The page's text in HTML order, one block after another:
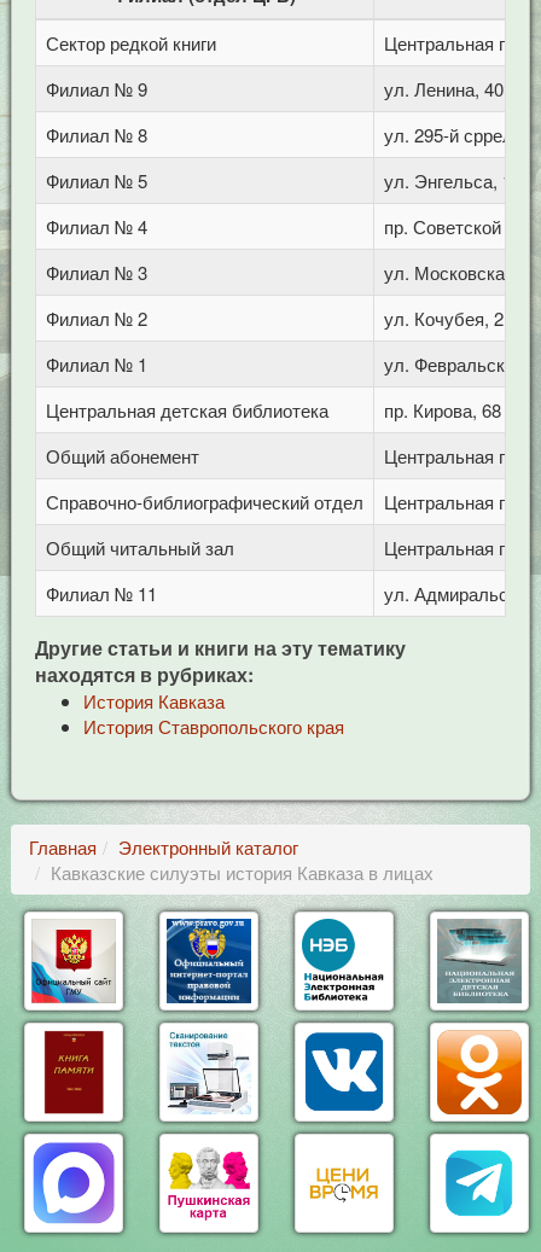
Сектор редкой книги
Центральная
Филиал № 9
ул. Ленина, 40
Филиал № 8
ул. 295-й
Филиал № 5
ул. Энгельса, 106
Филиал № 4
пр. Советской
Филиал № 3
ул. Московская,
Филиал № 2
ул. Кочубея, 21
Филиал № 1
ул. Февральская,
Центральная детская библиотека
пр. Кирова, 68
Общий абонемент
Центральная
Справочно-библиографический отдел
Центральная
Общий читальный зал
Центральная
Филиал № 11
ул.
Другие статьи и книги на эту тематику
находятся в рубриках:
История Кавказа
История Ставропольского края
Главная
Электронный каталог
Кавказские силуэты история Кавказа в лицах